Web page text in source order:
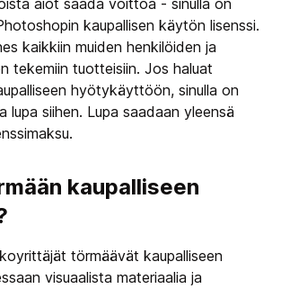
aiot saada voittoa - sinulla on
kaupallisen käytön lisenssi.
kaikkiin muiden henkilöiden ja
tekemiin tuotteisiin. Jos haluat
hyötykäyttöön, sinulla on
lupa siihen. Lupa saadaan yleensä
kaupalliseen
törmäävät kaupalliseen
visuaalista materiaalia ja